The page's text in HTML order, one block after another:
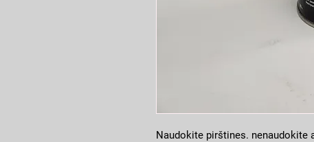
Naudokite pirštines. nenaudokite